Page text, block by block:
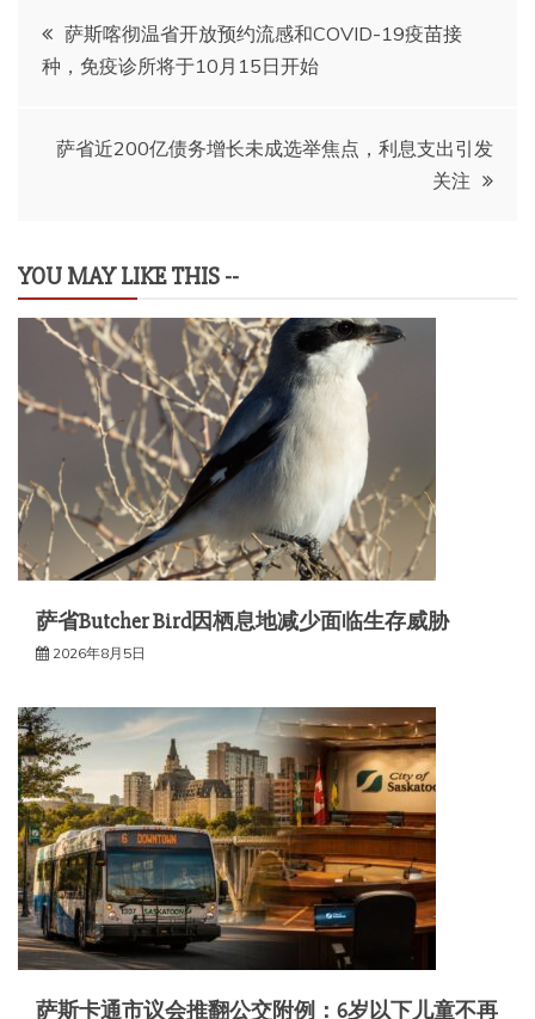
文
章
萨斯喀彻温省开放预约流感和COVID-19疫苗接
种，免疫诊所将于10月15日开始
萨省近200亿债务增长未成选举焦点，利息支出引发
关注
YOU MAY LIKE THIS --
萨省Butcher Bird因栖息地减少面临生存威胁
2026年8月5日
萨斯卡通市议会推翻公交附例：6岁以下儿童不再